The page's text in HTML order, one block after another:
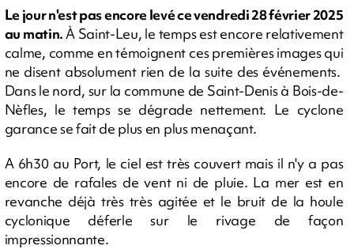
Le jour n'est pas encore levé ce vendredi 28 février 2025
au matin.À Saint-Leu, le temps est encore relativement
calme, comme en témoignent ces premières images qui
ne disent absolument rien de la suite des événements.
Dans le nord, sur la commune de Saint-Denis à Bois-de-
Nèfles, le temps se dégrade nettement. Le cyclone
garance se fait de plus en plus menaçant.
A 6h30 au Port, le ciel est très couvert mais il n'y a pas
encore de rafales de vent ni de pluie. La mer est en
revanche déjà très très agitée et le bruit de la houle
cyclonique déferle sur le rivage de façon
impressionnante.